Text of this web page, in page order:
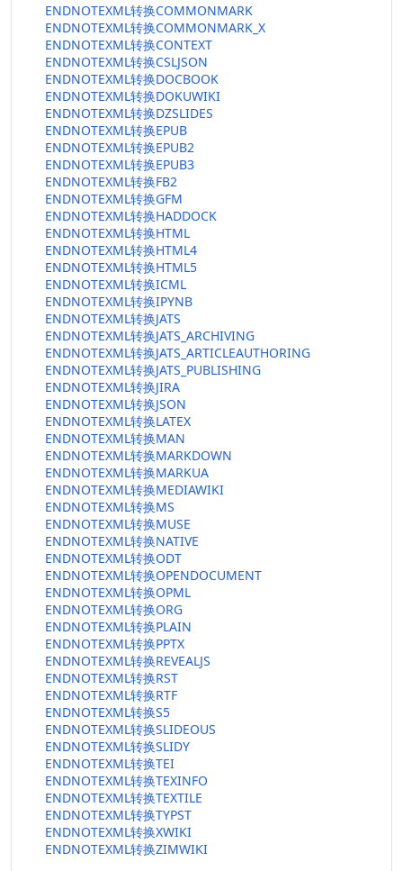
ENDNOTEXML转换COMMONMARK
ENDNOTEXML转换COMMONMARK_X
ENDNOTEXML转换CONTEXT
ENDNOTEXML转换CSLJSON
ENDNOTEXML转换DOCBOOK
ENDNOTEXML转换DOKUWIKI
ENDNOTEXML转换DZSLIDES
ENDNOTEXML转换EPUB
ENDNOTEXML转换EPUB2
ENDNOTEXML转换EPUB3
ENDNOTEXML转换FB2
ENDNOTEXML转换GFM
ENDNOTEXML转换HADDOCK
ENDNOTEXML转换HTML
ENDNOTEXML转换HTML4
ENDNOTEXML转换HTML5
ENDNOTEXML转换ICML
ENDNOTEXML转换IPYNB
ENDNOTEXML转换JATS
ENDNOTEXML转换JATS_ARCHIVING
ENDNOTEXML转换JATS_ARTICLEAUTHORING
ENDNOTEXML转换JATS_PUBLISHING
ENDNOTEXML转换JIRA
ENDNOTEXML转换JSON
ENDNOTEXML转换LATEX
ENDNOTEXML转换MAN
ENDNOTEXML转换MARKDOWN
ENDNOTEXML转换MARKUA
ENDNOTEXML转换MEDIAWIKI
ENDNOTEXML转换MS
ENDNOTEXML转换MUSE
ENDNOTEXML转换NATIVE
ENDNOTEXML转换ODT
ENDNOTEXML转换OPENDOCUMENT
ENDNOTEXML转换OPML
ENDNOTEXML转换ORG
ENDNOTEXML转换PLAIN
ENDNOTEXML转换PPTX
ENDNOTEXML转换REVEALJS
ENDNOTEXML转换RST
ENDNOTEXML转换RTF
ENDNOTEXML转换S5
ENDNOTEXML转换SLIDEOUS
ENDNOTEXML转换SLIDY
ENDNOTEXML转换TEI
ENDNOTEXML转换TEXINFO
ENDNOTEXML转换TEXTILE
ENDNOTEXML转换TYPST
ENDNOTEXML转换XWIKI
ENDNOTEXML转换ZIMWIKI